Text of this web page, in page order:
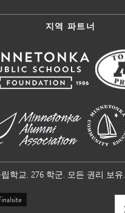
지역 파트너
학교. 276 학군. 모든 권리 보유.